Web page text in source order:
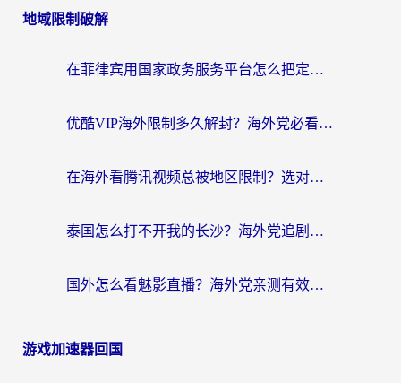
地域限制破解
在菲律宾用国家政务服务平台怎么把定位修改到中国国内？3步解决+海外看剧听歌全攻略
优酷VIP海外限制多久解封？海外党必看的跨区难题一站式解决指南
在海外看腾讯视频总被地区限制？选对回国加速器，还能解决泰国政务网和蜻蜓FM卡顿问题
泰国怎么打不开我的长沙？海外党追剧看片的破局指南
国外怎么看魅影直播？海外党亲测有效的回国加速指南（附听歌、看央视VIP技巧）
游戏加速器回国